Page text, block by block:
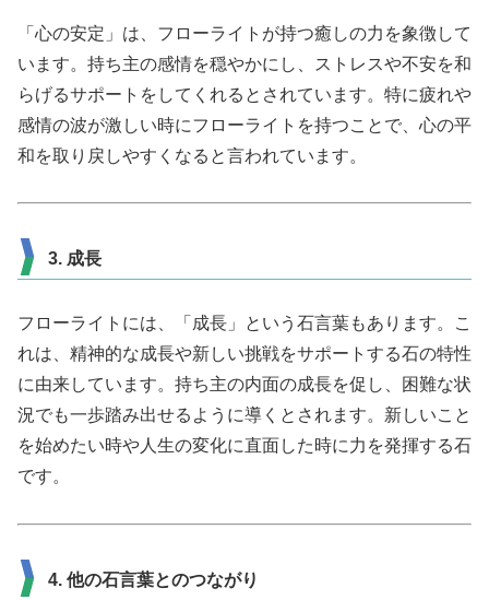
「心の安定」は、フローライトが持つ癒しの力を象徴して
います。持ち主の感情を穏やかにし、ストレスや不安を和
らげるサポートをしてくれるとされています。特に疲れや
感情の波が激しい時にフローライトを持つことで、心の平
和を取り戻しやすくなると言われています。
3. 成長
フローライトには、「成長」という石言葉もあります。こ
れは、精神的な成長や新しい挑戦をサポートする石の特性
に由来しています。持ち主の内面の成長を促し、困難な状
況でも一歩踏み出せるように導くとされます。新しいこと
を始めたい時や人生の変化に直面した時に力を発揮する石
です。
4. 他の石言葉とのつながり